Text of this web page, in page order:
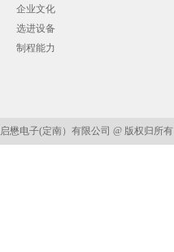
企业文化
选进设备
制程能力
启懋电子(定南）有限公司 @ 版权归所有